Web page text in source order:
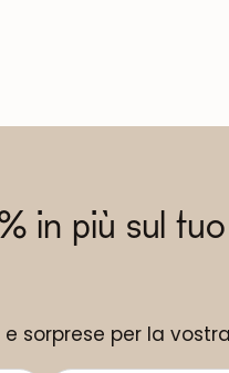
in più sul
sorprese per la